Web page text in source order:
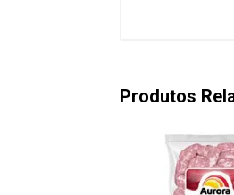
Produtos